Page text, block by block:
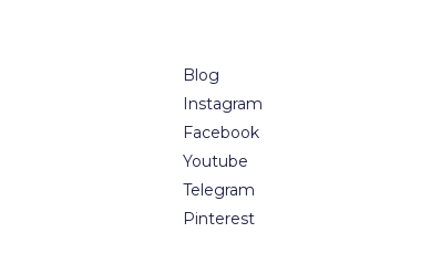
Blog
Instagram
Facebook
Youtube
Telegram
Pinterest